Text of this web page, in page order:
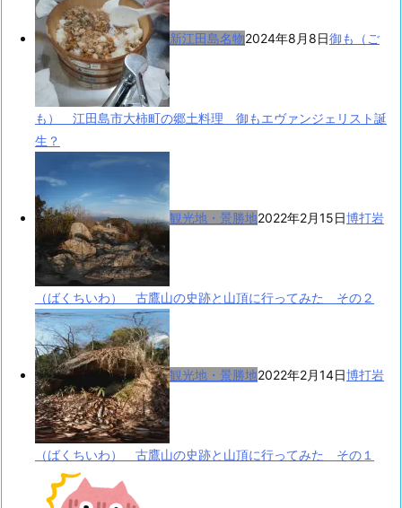
新江田島名物2024年8月8日御も（ご
も） 江田島市大柿町の郷土料理 御もエヴァンジェリスト誕
生？
観光地・景勝地2022年2月15日博打岩
（ばくちいわ） 古鷹山の史跡と山頂に行ってみた その２
観光地・景勝地2022年2月14日博打岩
（ばくちいわ） 古鷹山の史跡と山頂に行ってみた その１